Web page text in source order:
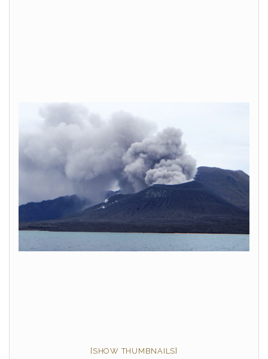
[SHOW THUMBNAILS]